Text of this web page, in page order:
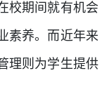
校期间就有机会
素养。而近年来
理则为学生提供